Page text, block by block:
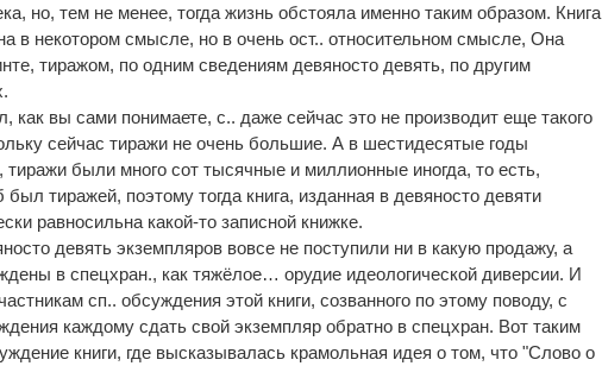
но, тем не менее, тогда жизнь обстояла именно таким образом. Книга
в некотором смысле, но в очень ост.. относительном смысле, Она
тиражом, по одним сведениям девяносто девять, по другим
как вы сами понимаете, с.. даже сейчас это не производит еще такого
сейчас тиражи не очень большие. А в шестидесятые годы
тиражи были много сот тысячные и миллионные иногда, то есть,
тиражей, поэтому тогда книга, изданная в девяносто девяти
равносильна какой-то записной книжке.
девять экземпляров вовсе не поступили ни в какую продажу, а
в спецхран., как тяжёлое… орудие идеологической диверсии. И
сп.. обсуждения этой книги, созванного по этому поводу, с
каждому сдать свой экземпляр обратно в спецхран. Вот таким
книги, где высказывалась крамольная идея о том, что "Слово о